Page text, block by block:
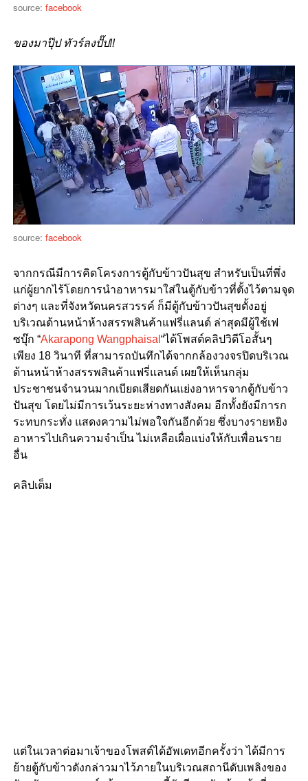
source: facebook
ของมาปุ๊ป ทัวร์ลงปั๊ป!!
source: facebook
จากกรณีมีการคิดโครงการตู้กับข้าวปันสุข สำหรับเป็นที่พึ่ง
แก่ผู้ยากไร้โดยการนำอาหารมาใส่ในตู้กับข้าวที่ตั้งไว้ตามจุด
ต่างๆ และที่จังหวัดนครสวรรค์ ก็มีตู้กับข้าวปันสุขตั้งอยู่
บริเวณด้านหน้าห้างสรรพสินค้าแฟรี่แลนด์ ล่าสุดมีผู้ใช้เฟ
ซบุ๊ก “Akarapong Wangphaisal “ได้โพสต์คลิปวิดีโอสั้นๆ
เพียง 18 วินาที ที่สามารถบันทึกได้จากกล้องวงจรปิดบริเวณ
ด้านหน้าห้างสรรพสินค้าแฟรี่แลนด์ เผยให้เห็นกลุ่ม
ประชาชนจำนวนมากเบียดเสียดกันแย่งอาหารจากตู้กับข้าว
ปันสุข โดยไม่มีการเว้นระยะห่างทางสังคม อีกทั้งยังมีการก
ระทบกระทั่ง แสดงความไม่พอใจกันอีกด้วย ซึ่งบางรายหยิง
อาหารไปเกินความจำเป็น ไม่เหลือเผื่อแบ่งให้กับเพื่อนราย
อื่น
คลิปเต็ม
แต่ในเวลาต่อมาเจ้าของโพสต์ได้อัพเดทอีกครั้งว่า ได้มีการ
ย้ายตู้กับข้าวดังกล่าวมาไว้ภายในบริเวณสถานีดับเพลิงของ